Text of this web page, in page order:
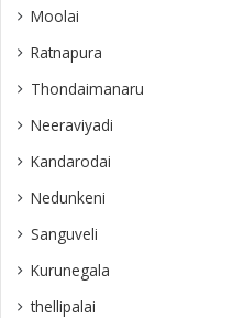
Moolai
Ratnapura
Thondaimanaru
Neeraviyadi
Kandarodai
Nedunkeni
Sanguveli
Kurunegala
thellipalai